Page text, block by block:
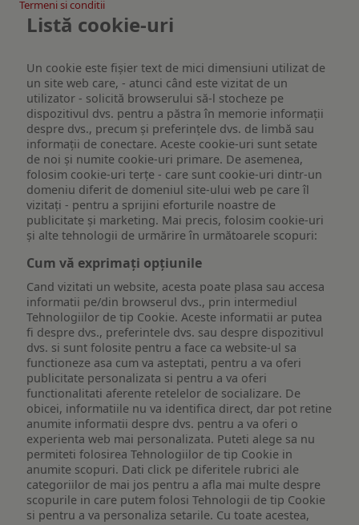
Termeni si conditii
Listă cookie-uri
Un cookie este fişier text de mici dimensiuni utilizat de
un site web care, - atunci când este vizitat de un
utilizator - solicită browserului să-l stocheze pe
dispozitivul dvs. pentru a păstra în memorie informații
despre dvs., precum și preferințele dvs. de limbă sau
informații de conectare. Aceste cookie-uri sunt setate
de noi și numite cookie-uri primare. De asemenea,
folosim cookie-uri terțe - care sunt cookie-uri dintr-un
domeniu diferit de domeniul site-ului web pe care îl
vizitați - pentru a sprijini eforturile noastre de
publicitate și marketing. Mai precis, folosim cookie-uri
și alte tehnologii de urmărire în următoarele scopuri:
Cum vă exprimați opțiunile
Cand vizitati un website, acesta poate plasa sau accesa
informatii pe/din browserul dvs., prin intermediul
Tehnologiilor de tip Cookie. Aceste informatii ar putea
fi despre dvs., preferintele dvs. sau despre dispozitivul
dvs. si sunt folosite pentru a face ca website-ul sa
functioneze asa cum va asteptati, pentru a va oferi
publicitate personalizata si pentru a va oferi
functionalitati aferente retelelor de socializare. De
obicei, informatiile nu va identifica direct, dar pot retine
anumite informatii despre dvs. pentru a va oferi o
experienta web mai personalizata. Puteti alege sa nu
permiteti folosirea Tehnologiilor de tip Cookie in
anumite scopuri. Dati click pe diferitele rubrici ale
categoriilor de mai jos pentru a afla mai multe despre
scopurile in care putem folosi Tehnologii de tip Cookie
si pentru a va personaliza setarile. Cu toate acestea,